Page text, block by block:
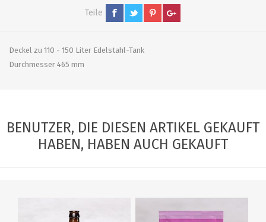
Teile
Deckel zu 110 - 150 Liter Edelstahl-Tank
Durchmesser 465 mm
BENUTZER, DIE DIESEN ARTIKEL GEKAUFT
HABEN, HABEN AUCH GEKAUFT